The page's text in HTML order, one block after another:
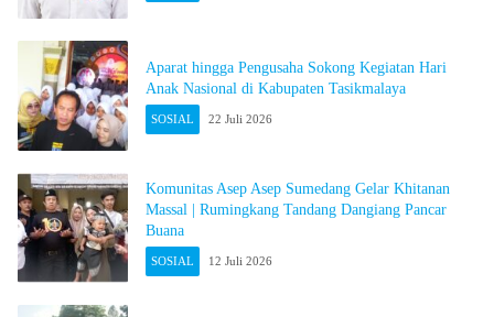
Aparat hingga Pengusaha Sokong Kegiatan Hari
Anak Nasional di Kabupaten Tasikmalaya
SOSIAL 22 Juli 2026
Komunitas Asep Asep Sumedang Gelar Khitanan
Massal | Rumingkang Tandang Dangiang Pancar
Buana
SOSIAL 12 Juli 2026